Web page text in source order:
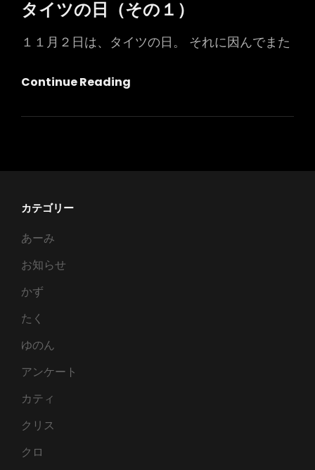
タイツの日（その１）
１１月２日は、タイツの日。 それに因んでまた
Continue Reading
ツ
カテゴリー
あーみ
お知らせ
かず
たく
ゆのん
アンケート
カティ
クリス
クロ